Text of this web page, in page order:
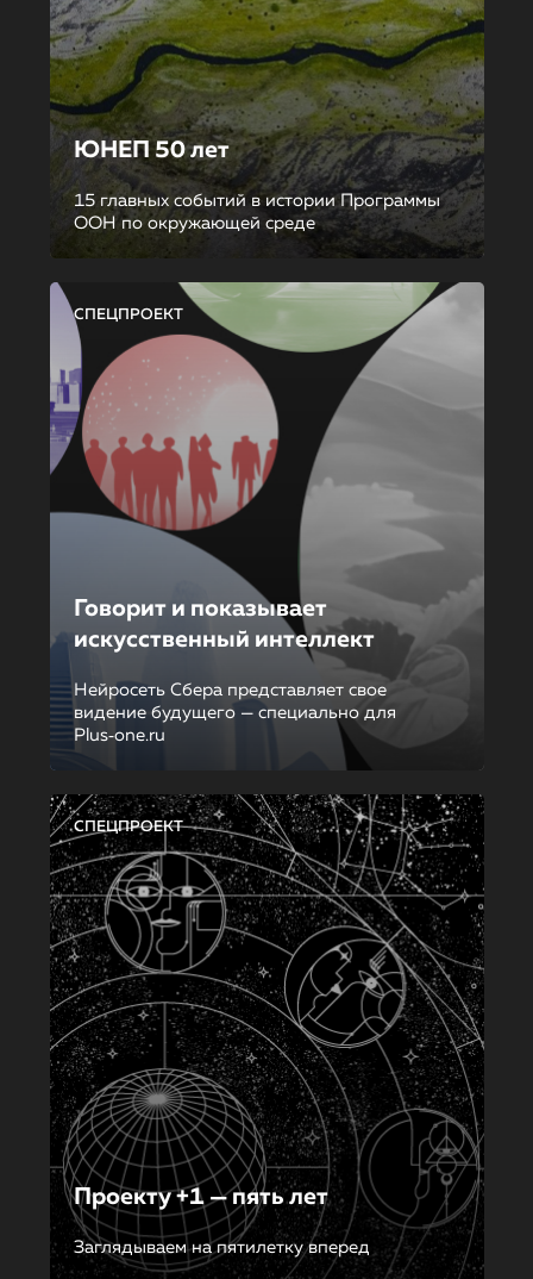
ЮНЕП 50 лет
15 главных событий в истории Программы
ООН по окружающей среде
СПЕЦПРОЕКТ
Говорит и показывает
искусственный интеллект
Нейросеть Сбера представляет свое
видение будущего — специально для
Plus‑one.ru
СПЕЦПРОЕКТ
Проекту +1 — пять лет
Заглядываем на пятилетку вперед